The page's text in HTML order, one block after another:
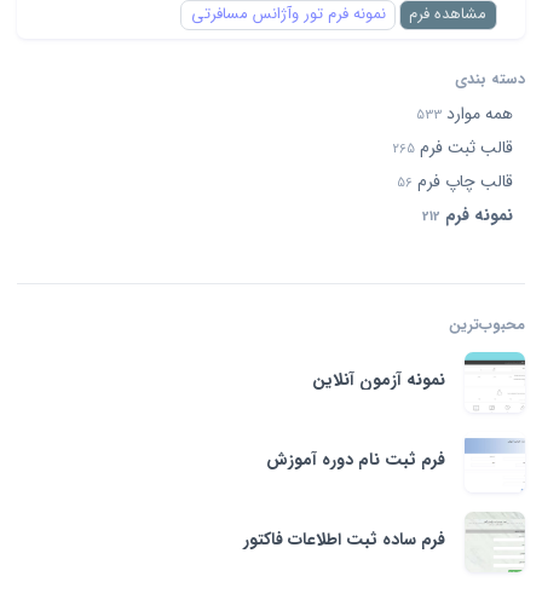
مشاهده فرم نمونه فرم تور وآژانس مسافرتی
دسته بندی
همه موارد 533
قالب ثبت فرم 265
قالب چاپ فرم 56
نمونه فرم 212
محبوب‌ترین‌
نمونه آزمون آنلاین
فرم ثبت نام دوره آموزش
فرم ساده ثبت اطلاعات فاکتور